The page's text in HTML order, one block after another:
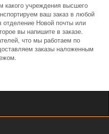
какого учреждения высшего
ваш заказ в любой
отделение Новой почты или
вы напишите в заказе.
что мы работаем по
заказы наложенным